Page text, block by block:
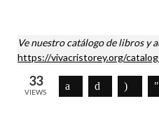
Ve nuestro catálogo de libros y
https://vivacristorey.org/
33
VIEWS